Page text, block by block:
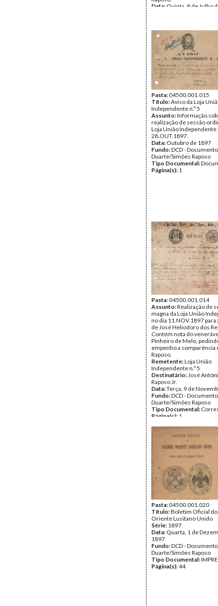
Data: Quinta, 8 de Julho
Página(s):
10
Pasta:04500.001.015
Título:Aviso da Loja
Independente n.º 5
Assunto:Informação
realização de sessão
Loja União Independente
28.OUT.1897.
Data: Outubro de 1897
Fundo:DCD -
Duarte/Simões Raposo
Tipo Documental:
Página(s): 1
Pasta:04500.001.014
Assunto:Realização de
magna da Loja União
no dia 11.NOV.1897 para
de José Heliodoro dos
Contém nota do
Pinheiro de Melo,
empenho a comparência
Raposo.
Remetente:Loja União
Independente n.º 5
Destinatário:José
Raposo Jr.
Data:Terça, 9 de
Fundo:DCD -
Duarte/Simões Raposo
Tipo Documental:
Página(s): 1
Pasta:04500.001.020
Título:Boletim Oficial
Oriente Lusitano Unido
Série: 1897
Data: Quarta, 1 de
1897
Fundo:DCD -
Duarte/Simões Raposo
Tipo Documental:
Página(s):44